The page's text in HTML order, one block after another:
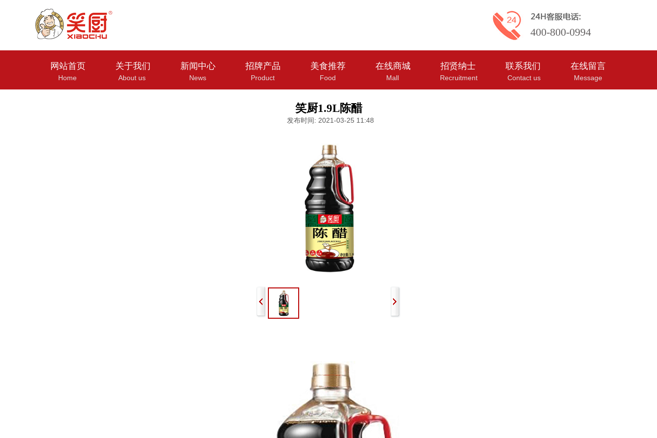
400-800-0994
Recruitment
Home About us News Product Food Contact us
网站首页 关于我们 新闻中心 招牌产品 美食推荐 在线商城 招贤纳士 联系我们 在线留言
Mall Message
笑厨1.9L陈醋
发布时间: 2021-03-25 11:48